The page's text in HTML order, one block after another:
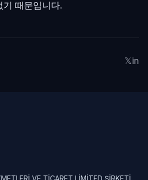
기 때문입니다.
𝕏in
VE TİCARET LİMİTED ŞİRKETİ